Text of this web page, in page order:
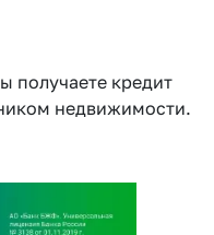
получаете кредит
недвижимости.